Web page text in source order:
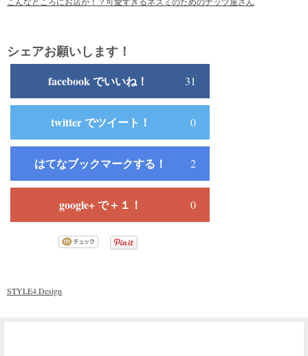
シェアお願いします！
facebook でいいね！ 31
twitter でツイート！ 0
はてなブックマークする！ 2
google+ で＋１！ 0
STYLE4 Design